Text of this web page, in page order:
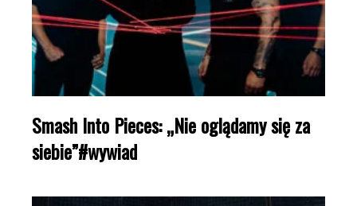
Smash Into Pieces: „Nie oglądamy się za
siebie”#wywiad